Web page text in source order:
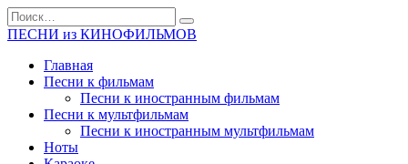
Перейти
к
Search
for:
ПЕСНИ из КИНОФИЛЬМОВ
Главная
Песни к фильмам
Песни к иностранным фильмам
Песни к мультфильмам
Песни к иностранным мультфильмам
Ноты